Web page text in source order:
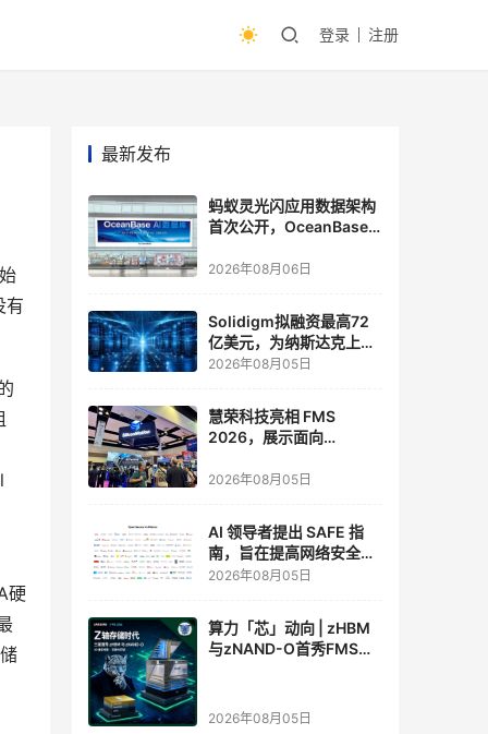
登录 注册
有
硬
最新发布
蚂蚁灵光闪应用数据架构
首次公开，OceanBase
2026年08月06日
Solidigm拟融资最高72
亿美元，为纳斯达克上市
做准备
2026年08月05日
慧荣科技亮相 FMS
2026，展示面向
存储方案
2026年08月05日
AI 领导者提出 SAFE 指
南，旨在提高网络安全透
明度
2026年08月05日
算力「芯」动向 | zHBM
与zNAND-O首秀FMS
个维度，z轴算盘的魅力
2026年08月05日